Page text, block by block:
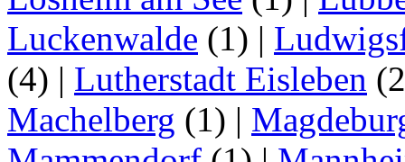
Luckenwalde (1) |
(4) | Lutherstadt Eisleben
Machelberg (1) |